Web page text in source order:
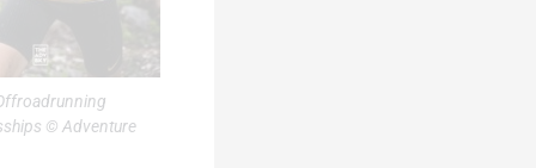
© Adventure